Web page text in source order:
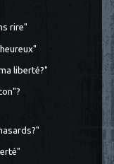
rire"
liberté?"